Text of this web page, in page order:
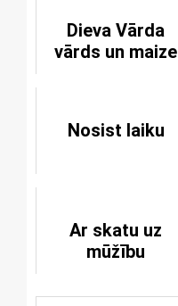
Dieva Vārda
vārds un maize
Nosist laiku
Ar skatu uz
mūžību